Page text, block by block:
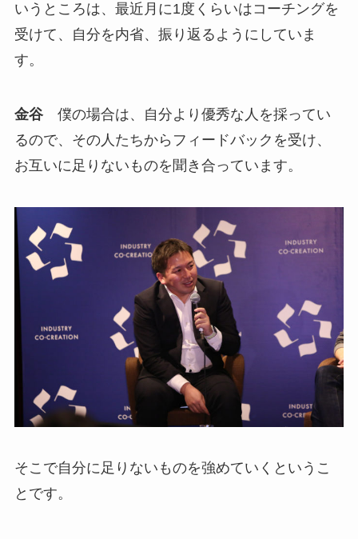
いうところは、最近月に1度くらいはコーチングを
受けて、自分を内省、振り返るようにしていま
す。
金谷僕の場合は、自分より優秀な人を採ってい
るので、その人たちからフィードバックを受け、
お互いに足りないものを聞き合っています。
そこで自分に足りないものを強めていくというこ
とです。